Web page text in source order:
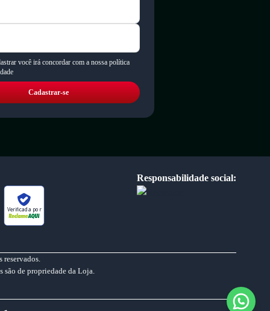
você irá concordar com a nossa política
Cadastrar-se
Verificada por
Responsabilidade social:
de propriedade da Loja.